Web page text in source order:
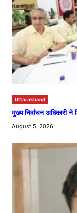
Uttarakhand
मुख्य निर्वाचन अधिकारी
August 5, 2026